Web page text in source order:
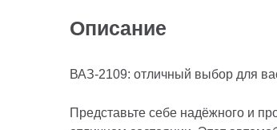
Описание
ВАЗ-2109: отличный выбор для
Представьте себе надёжного и